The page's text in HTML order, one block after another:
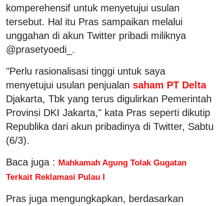
komperehensif untuk menyetujui usulan
tersebut. Hal itu Pras sampaikan melalui
unggahan di akun Twitter pribadi miliknya
@prasetyoedi_.
"Perlu rasionalisasi tinggi untuk saya
menyetujui usulan penjualan saham PT Delta
Djakarta, Tbk yang terus digulirkan Pemerintah
Provinsi DKI Jakarta," kata Pras seperti dikutip
Republika dari akun pribadinya di Twitter, Sabtu
(6/3).
Baca juga : Mahkamah Agung Tolak Gugatan
Terkait Reklamasi Pulau I
Pras juga mengungkapkan, berdasarkan